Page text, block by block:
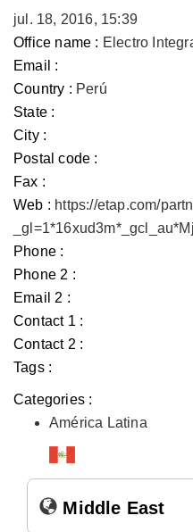
jul. 18, 2016, 15:39
Office name : Electro
Email :
Country : Perú
State :
City :
Postal code :
Fax :
Web : https://etap.com/
Phone :
Phone 2 :
Email 2 :
Contact 1 :
Contact 2 :
Tags :
Categories :
América Latina
Middle East